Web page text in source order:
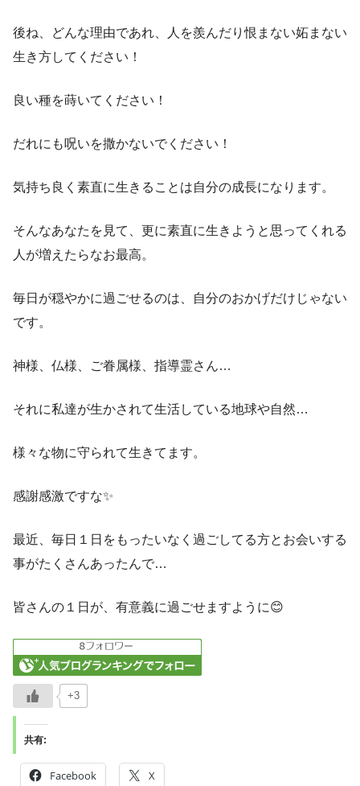
後ね、どんな理由であれ、人を羨んだり恨まない妬まない
生き方してください！
良い種を蒔いてください！
だれにも呪いを撒かないでください！
気持ち良く素直に生きることは自分の成長になります。
そんなあなたを見て、更に素直に生きようと思ってくれる
人が増えたらなお最高。
毎日が穏やかに過ごせるのは、自分のおかげだけじゃない
です。
神様、仏様、ご眷属様、指導霊さん…
それに私達が生かされて生活している地球や自然…
様々な物に守られて生きてます。
感謝感激ですな✨
最近、毎日１日をもったいなく過ごしてる方とお会いする
事がたくさんあったんで…
皆さんの１日が、有意義に過ごせますように😊
+3
共有:
Facebook X